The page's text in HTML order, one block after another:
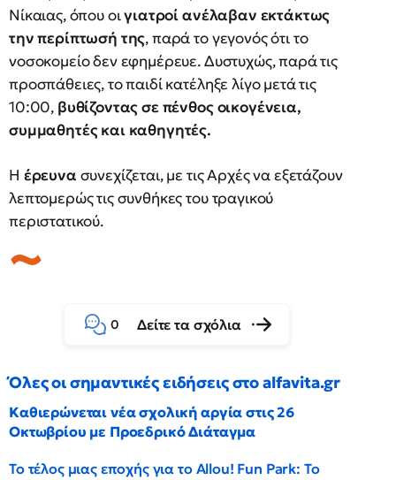
Νίκαιας, όπου οιγιατροί ανέλαβαν εκτάκτως
την περίπτωσή της, παρά το γεγονός ότι το
νοσοκομείο δεν εφημέρευε. Δυστυχώς, παρά τις
προσπάθειες, το παιδί κατέληξε λίγο μετά τις
10:00, βυθίζοντας σε πένθος οικογένεια,
συμμαθητές και καθηγητές.
Η έρευνα συνεχίζεται, με τις Αρχές να εξετάζουν
λεπτομερώς τις συνθήκες του τραγικού
περιστατικού.
0 Δείτε τα σχόλια
Όλες οι σημαντικές ειδήσεις στο alfavita.gr
Καθιερώνεται νέα σχολική αργία στις 26
Οκτωβρίου με Προεδρικό Διάταγμα
Το τέλος μιας εποχής για το Allou! Fun Park: Το